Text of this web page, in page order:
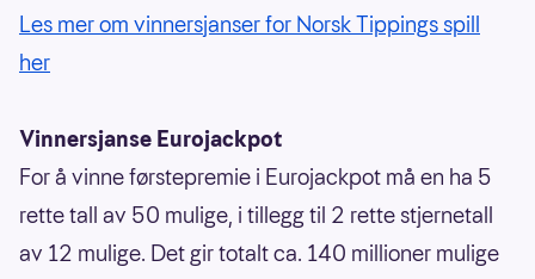
Les mer om vinnersjanser for Norsk Tippings spill
her
Vinnersjanse Eurojackpot
For å vinne førstepremie i Eurojackpot må en ha 5
rette tall av 50 mulige, i tillegg til 2 rette stjernetall
av 12 mulige. Det gir totalt ca. 140 millioner mulige